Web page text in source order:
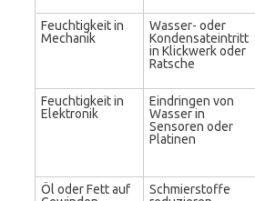
Feuchtigkeit in
Mechanik
Wasser- oder
Kondensateintritt
in Klickwerk oder
Ratsche
Feuchtigkeit in
Elektronik
Eindringen von
Wasser in
Sensoren oder
Platinen
Öl oder Fett auf
Schmierstoffe